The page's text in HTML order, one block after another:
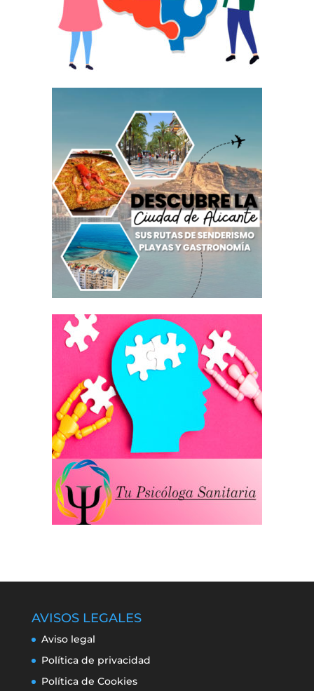
AVISOS LEGALES
Aviso legal
Política de privacidad
Política de Cookies